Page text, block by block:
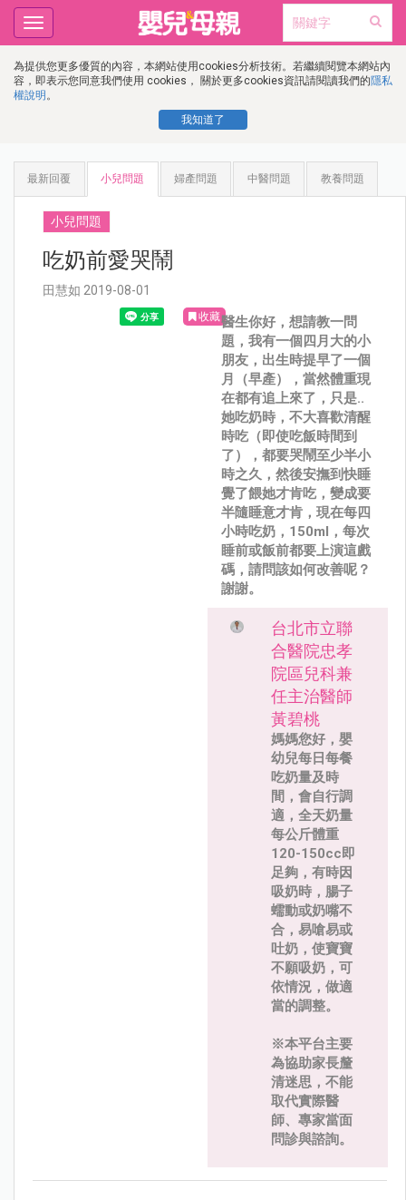
為提供您更多優質的內容，本網站使用cookies分析技術。若繼續閱覽本網站內
容，即表示您同意我們使用 cookies， 關於更多cookies資訊請閱讀我們的隱私
權說明 。
我知道了
Toggle
navigation
最新回覆 小兒問題 婦產問題 中醫問題 教養問題
小兒問題
吃奶前愛哭鬧
田慧如 2019-08-01
收藏醫生你好，想請教一問
題，我有一個四月大的小
朋友，出生時提早了一個
月（早產），當然體重現
在都有追上來了，只是..
她吃奶時，不大喜歡清醒
時吃（即使吃飯時間到
了），都要哭鬧至少半小
時之久，然後安撫到快睡
覺了餵她才肯吃，變成要
半隨睡意才肯，現在每四
小時吃奶，150ml，每次
睡前或飯前都要上演這戲
碼，請問該如何改善呢？
謝謝。
台北市立聯
合醫院忠孝
院區兒科兼
任主治醫師
黃碧桃
媽媽您好，嬰
幼兒每日每餐
吃奶量及時
間，會自行調
適，全天奶量
每公斤體重
120-150cc即
足夠，有時因
吸奶時，腸子
蠕動或奶嘴不
合，易嗆易或
吐奶，使寶寶
不願吸奶，可
依情況，做適
當的調整。
※本平台主要
為協助家長釐
清迷思，不能
取代實際醫
師、專家當面
問診與諮詢。